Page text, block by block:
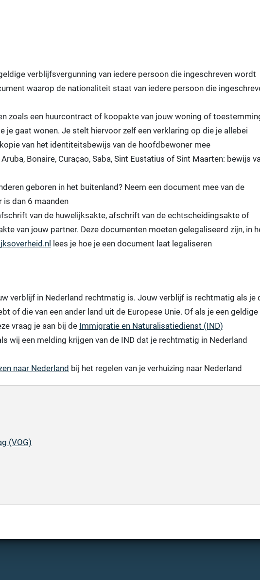
verblijfsvergunning van iedere persoon die ingeschreven wordt
waarop de nationaliteit staat van iedere persoon die
zoals een huurcontract of koopakte van jouw woning of
je gaat wonen. Je stelt hiervoor zelf een verklaring op die je allebei
van het identiteitsbewijs van de hoofdbewoner mee
Bonaire, Curaçao, Saba, Sint Eustatius of Sint Maarten: bewijs
geboren in het buitenland? Neem een document mee van de
dan 6 maanden
van de huwelijksakte, afschrift van de echtscheidingsakte of
van jouw partner. Deze documenten moeten gelegaliseerd zijn, in
lees je hoe je een document laat legaliseren
verblijf in Nederland rechtmatig is. Jouw verblijf is rechtmatig als je
of die van een ander land uit de Europese Unie. Of als je een geldige
vraag je aan bij de Immigratie en Naturalisatiedienst (IND)
wij een melding krijgen van de IND dat je rechtmatig in Nederland
naar Nederland bij het regelen van je verhuizing naar Nederland
(VOG)